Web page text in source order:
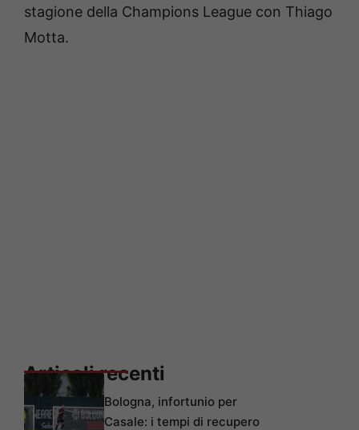
stagione della Champions League con Thiago
Motta.
Articoli recenti
Bologna, infortunio per
Casale: i tempi di recupero